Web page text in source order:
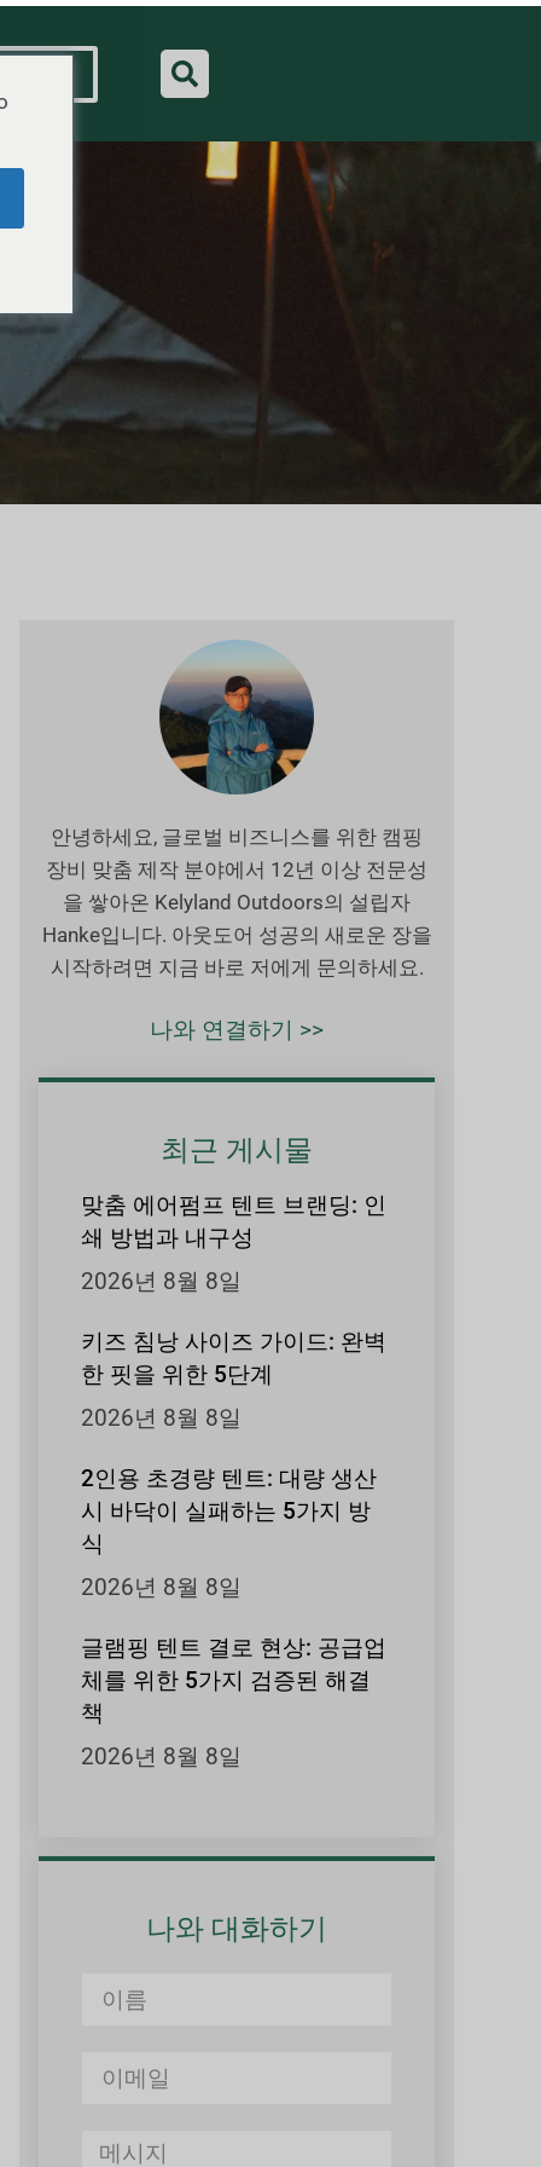
안녕하세요, 글로벌 비즈니스를 위한 캠핑
장비 맞춤 제작 분야에서 12년 이상 전문성
을 쌓아온 Kelyland Outdoors의 설립자
Hanke입니다. 아웃도어 성공의 새로운 장을
시작하려면 지금 바로 저에게 문의하세요.
나와 연결하기 >>
최근 게시물
맞춤 에어펌프 텐트 브랜딩: 인
쇄 방법과 내구성
2026년 8월 8일
키즈 침낭 사이즈 가이드: 완벽
한 핏을 위한 5단계
2026년 8월 8일
2인용 초경량 텐트: 대량 생산
시 바닥이 실패하는 5가지 방
식
2026년 8월 8일
글램핑 텐트 결로 현상: 공급업
체를 위한 5가지 검증된 해결
책
2026년 8월 8일
나와 대화하기